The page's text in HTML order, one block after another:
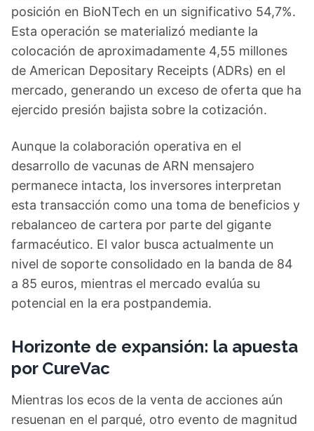
posición en BioNTech en un significativo 54,7%.
Esta operación se materializó mediante la
colocación de aproximadamente 4,55 millones
de American Depositary Receipts (ADRs) en el
mercado, generando un exceso de oferta que ha
ejercido presión bajista sobre la cotización.
Aunque la colaboración operativa en el
desarrollo de vacunas de ARN mensajero
permanece intacta, los inversores interpretan
esta transacción como una toma de beneficios y
rebalanceo de cartera por parte del gigante
farmacéutico. El valor busca actualmente un
nivel de soporte consolidado en la banda de 84
a 85 euros, mientras el mercado evalúa su
potencial en la era postpandemia.
Horizonte de expansión: la apuesta
por CureVac
Mientras los ecos de la venta de acciones aún
resuenan en el parqué, otro evento de magnitud